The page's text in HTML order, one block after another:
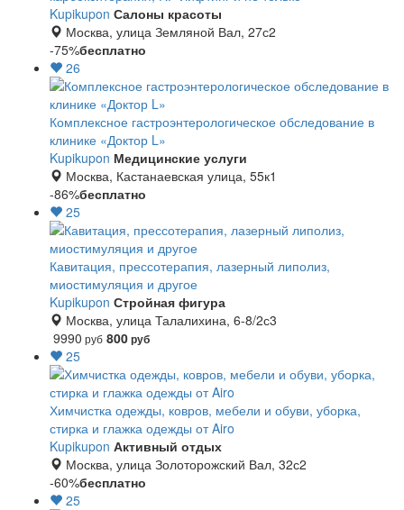
Kupikupon Салоны красоты
Москва, улица Земляной Вал, 27с2
-75%бесплатно
26
Комплексное гастроэнтерологическое обследование в
клинике «Доктор L»
Kupikupon Медицинские услуги
Москва, Кастанаевская улица, 55к1
-86%бесплатно
25
Кавитация, прессотерапия, лазерный липолиз,
миостимуляция и другое
Kupikupon Стройная фигура
Москва, улица Талалихина, 6-8/2с3
9990 руб 800руб
25
Химчистка одежды, ковров, мебели и обуви, уборка,
стирка и глажка одежды от Airo
Kupikupon Активный отдых
Москва, улица Золоторожский Вал, 32с2
-60%бесплатно
25